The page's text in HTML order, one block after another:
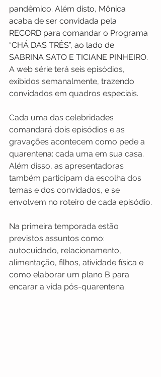
pandêmico. Além disto, Mônica
acaba de ser convidada pela
RECORD para comandar o Programa
“CHÁ DAS TRÊS”, ao lado de
SABRINA SATO E TICIANE PINHEIRO.
A web série terá seis episódios,
exibidos semanalmente, trazendo
convidados em quadros especiais.
Cada uma das celebridades
comandará dois episódios e as
gravações acontecem como pede a
quarentena: cada uma em sua casa.
Além disso, as apresentadoras
também participam da escolha dos
temas e dos convidados, e se
envolvem no roteiro de cada episódio.
Na primeira temporada estão
previstos assuntos como:
autocuidado, relacionamento,
alimentação, filhos, atividade física e
como elaborar um plano B para
encarar a vida pós-quarentena.